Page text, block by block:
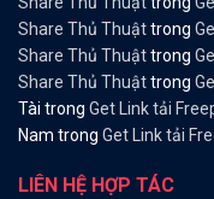
Share Thủ Thuậttrong
Share Thủ Thuậttrong
Share Thủ Thuậttrong
Tài trong Get Link tải
Nam trong Get Link tải
LIÊN HỆ HỢP TÁC